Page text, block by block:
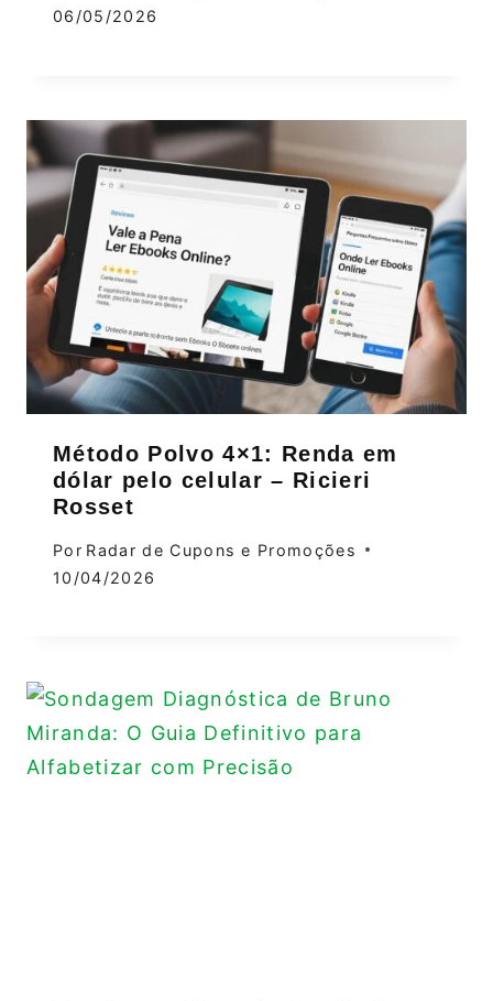
06/05/2026
Método Polvo 4×1: Renda em
dólar pelo celular – Ricieri
Rosset
Por Radar de Cupons e Promoções
10/04/2026